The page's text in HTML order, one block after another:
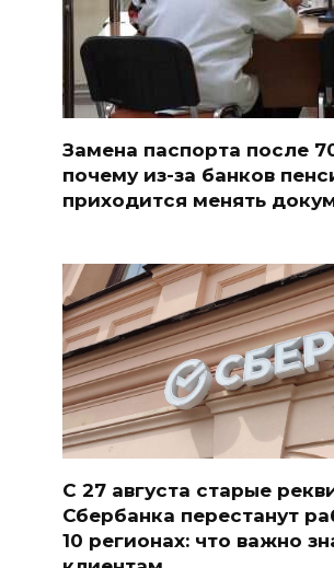
Замена паспорта после
почему из-за банков
приходится менять
С 27 августа старые
Сбербанка перестанут
10 регионах: что важно